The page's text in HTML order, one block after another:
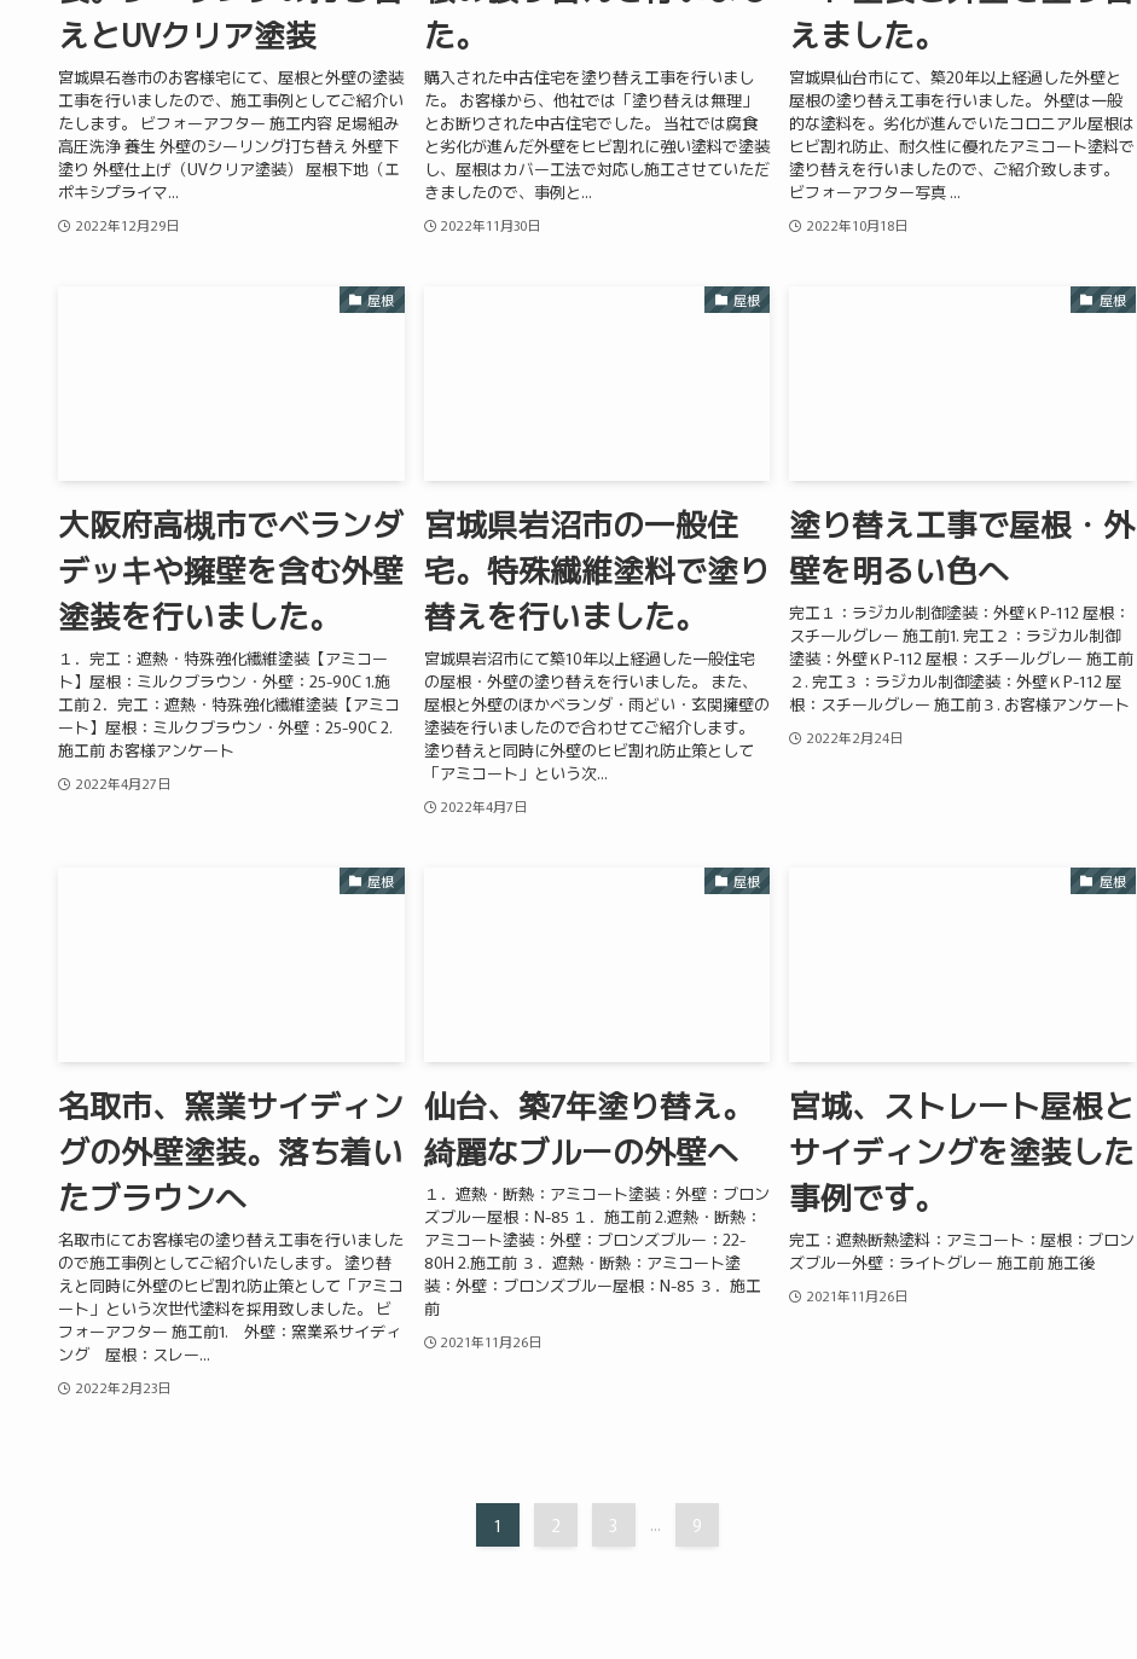
えとUVクリア塗装
宮城県石巻市のお客様宅にて、屋根と外壁の塗装
工事を行いましたので、施工事例としてご紹介い
たします。 ビフォーアフター 施工内容 足場組み
高圧洗浄 養生 外壁のシーリング打ち替え 外壁下
塗り 外壁仕上げ（UVクリア塗装） 屋根下地（エ
ポキシプライマ...
2022年12月29日
た。
購入された中古住宅を塗り替え工事を行いまし
た。 お客様から、他社では「塗り替えは無理」
とお断りされた中古住宅でした。 当社では腐食
と劣化が進んだ外壁をヒビ割れに強い塗料で塗装
し、屋根はカバー工法で対応し施工させていただ
きましたので、事例と...
2022年11月30日
えました。
宮城県仙台市にて、築20年以上経過した外壁と
屋根の塗り替え工事を行いました。 外壁は一般
的な塗料を。劣化が進んでいたコロニアル屋根は
ヒビ割れ防止、耐久性に優れたアミコート塗料で
塗り替えを行いましたので、ご紹介致します。
ビフォーアフター写真 ...
2022年10月18日
屋根
大阪府高槻市でベランダ
デッキや擁壁を含む外壁
塗装を行いました。
１．完工：遮熱・特殊強化繊維塗装【アミコー
ト】屋根：ミルクブラウン・外壁：25-90C 1.施
工前 2．完工：遮熱・特殊強化繊維塗装【アミコ
ート】屋根：ミルクブラウン・外壁：25-90C 2.
施工前 お客様アンケート
2022年4月27日
屋根
宮城県岩沼市の一般住
宅。特殊繊維塗料で塗り
替えを行いました。
宮城県岩沼市にて築10年以上経過した一般住宅
の屋根・外壁の塗り替えを行いました。 また、
屋根と外壁のほかベランダ・雨どい・玄関擁壁の
塗装を行いましたので合わせてご紹介します。
塗り替えと同時に外壁のヒビ割れ防止策として
「アミコート」という次...
2022年4月7日
屋根
塗り替え工事で屋根・外
壁を明るい色へ
完工１：ラジカル制御塗装：外壁ＫP-112 屋根：
スチールグレー 施工前1. 完工２：ラジカル制御
塗装：外壁ＫP-112 屋根：スチールグレー 施工前
２. 完工３：ラジカル制御塗装：外壁ＫP-112 屋
根：スチールグレー 施工前３. お客様アンケート
2022年2月24日
屋根
名取市、窯業サイディン
グの外壁塗装。落ち着い
たブラウンへ
名取市にてお客様宅の塗り替え工事を行いました
ので施工事例としてご紹介いたします。 塗り替
えと同時に外壁のヒビ割れ防止策として「アミコ
ート」という次世代塗料を採用致しました。 ビ
フォーアフター 施工前1. 外壁：窯業系サイディ
ング 屋根：スレー...
2022年2月23日
屋根
仙台、築7年塗り替え。
綺麗なブルーの外壁へ
１．遮熱・断熱：アミコート塗装：外壁：ブロン
ズブルー屋根：N-85 １．施工前 2.遮熱・断熱：
アミコート塗装：外壁：ブロンズブルー：22-
80H 2.施工前 ３．遮熱・断熱：アミコート塗
装：外壁：ブロンズブルー屋根：N-85 ３．施工
前
2021年11月26日
屋根
宮城、ストレート屋根と
サイディングを塗装した
事例です。
完工：遮熱断熱塗料：アミコート：屋根：ブロン
ズブルー外壁：ライトグレー 施工前 施工後
2021年11月26日
1 2 3 ... 9